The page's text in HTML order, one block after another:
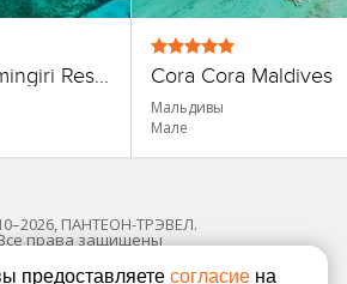
Hilton Maldives Amingiri Resort & Spa Cora Cora Maldives
Мальдивы
Мале
ПАНТЕОН-ТРЭВЕЛ.
права защищены
предоставляете согласие на